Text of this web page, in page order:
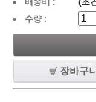
수량 :
장바구니